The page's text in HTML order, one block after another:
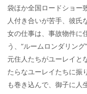
袋ほか全国ロードショー
人付き合いが苦手、彼氏
女の仕事は、事故物件に
う、“ルームロンダリン
元住人たちがユーレイと
たらなユーレイたちに振
も巻き込んで、御子に人